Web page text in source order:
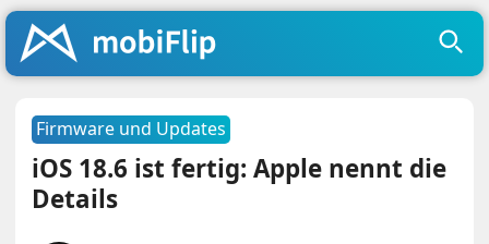
Firmware und Updates
iOS 18.6 ist fertig: Apple nennt die
Details